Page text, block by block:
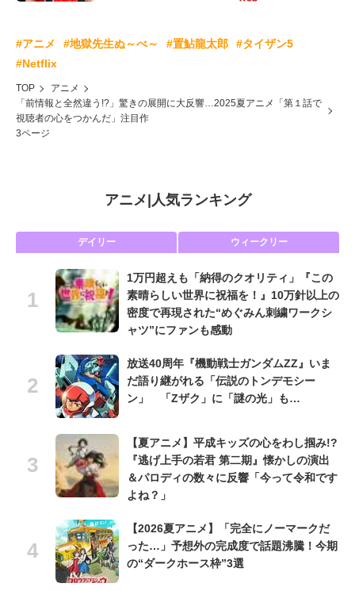
#アニメ #地獄先生ぬ～べ～ #置鮎龍太郎
#タイザン5
#Netflix
TOP
アニメ
「前情報と全然違う!?」驚きの展開に大反響…2025夏アニメ「第１話で
視聴者の心をつかんだ」注目作
3ページ
アニメ 人気ランキング
デイリー ウィークリー
1万円超えも「納得のクオリティ」『この
素晴らしい世界に祝福を！』10万針以上の
密度で再現された“めぐみん刺繍ワークシ
ャツ”にファンも感動
放送40周年『機動戦士ガンダムZZ』いま
だ語り継がれる「伝説のトンデモシー
ン」 「Zザク」に「謎の光」も…
【夏アニメ】平成キッズの心をわし掴み!?
『逃げ上手の若君 第二期』懐かしの演出
＆パロディの数々に反響「今って令和です
よね？」
【2026夏アニメ】「完全にノーマークだ
った…」予想外の完成度で話題沸騰！今期
の“ダークホース枠”3選